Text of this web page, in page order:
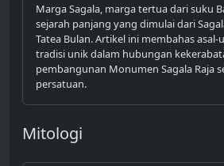
Marga Sagala, marga tertua dari suku
sejarah panjang yang dimulai dari
Tatea Bulan. Artikel ini membahas asal-
tradisi unik dalam hubungan
pembangunan Monumen Sagala Raja
persatuan.
Mitologi